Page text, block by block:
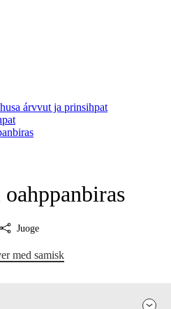
árvvut ja prinsihpat
Juoge
med samisk